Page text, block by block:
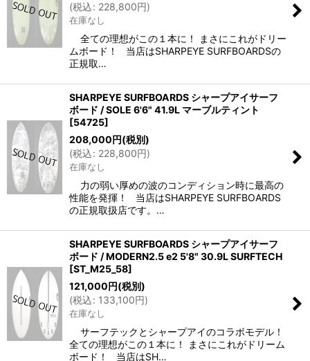
(税込: 228,800円)
在庫なし
全ての理想がこの１本に！ まさにこれがドリー
ムボード！ 当店はSHARPEYE SURFBOARDSの
正規取…
SHARPEYE SURFBOARDS シャープアイサーフ
ボード / SOLE 6'6" 41.9L マーブルティント
[54725]
208,000円(税別)
(税込: 228,800円)
在庫なし
力の弱い厚めの波のコンディション時に最高の
性能を発揮！ 当店はSHARPEYE SURFBOARDS
の正規取扱店です。…
SHARPEYE SURFBOARDS シャープアイサーフ
ボード / MODERN2.5 e2 5'8" 30.9L SURFTECH
[ST_M25_58]
121,000円(税別)
(税込: 133,100円)
在庫なし
サーフテックとシャープアイのコラボモデル！
全ての理想がこの１本に！ まさにこれがドリーム
ボード！ 当店はSH…